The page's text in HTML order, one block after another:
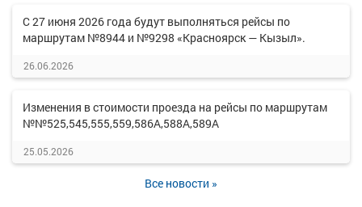
С 27 июня 2026 года будут выполняться рейсы по
маршрутам №8944 и №9298 «Красноярск — Кызыл».
26.06.2026
Изменения в стоимости проезда на рейсы по маршрутам
№№525,545,555,559,586А,588А,589А
25.05.2026
Все новости »